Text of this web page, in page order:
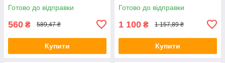
Готово до відправки
560 ₴ 589,47 ₴
Купити
Готово до відправки
1 100 ₴ 1 157,89 ₴
Купити